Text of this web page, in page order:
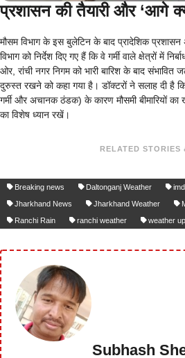
प्रशासन की तैयारी और ‘आगे
मौसम विभाग के इस बुलेटिन के बाद प्रादेशिक
विभाग को निर्देश दिए गए हैं कि वे गर्मी वाले क्षेत्रों में
ओर, रांची नगर निगम को भारी बारिश के बाद
दुरुस्त रखने को कहा गया है। डॉक्टरों ने सलाह दी है
गर्मी और अचानक ठंडक) के कारण मौसमी बीमारियों
का विशेष ध्यान रखें।
RELATED STORIES
Breaking news Daltonganj Weather
Jharkhand News
Jharkhand Weather
Ranchi Rain
ranchi weather weather
Subhash